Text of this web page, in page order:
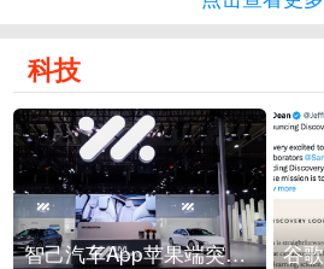
科技
智己汽车App苹果端突然“下架”